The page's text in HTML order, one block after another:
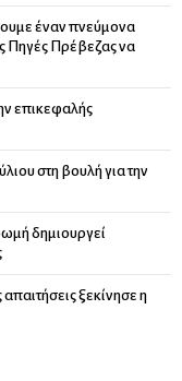
έναν πνεύμονα
Πηγές Πρέβεζας να
επικεφαλής
στη βουλή για την
δημιουργεί
ξεκίνησε η